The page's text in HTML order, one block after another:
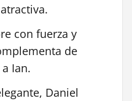
con fuerza y
de
Ian.
Daniel